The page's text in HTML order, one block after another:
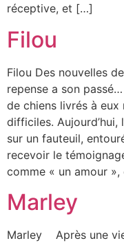
réceptive, et […]
Filou
Filou Des nouvelles
repense a son
de chiens livrés à
difficiles.
sur un fauteuil,
recevoir le
comme « un amour »,
Marley
Marley Après une